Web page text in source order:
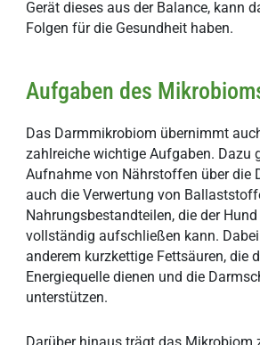
Gerät dieses aus der Balance, kann
Folgen für die Gesundheit haben.
Aufgaben des
Das Darmmikrobiom übernimmt
zahlreiche wichtige Aufgaben. Dazu
Aufnahme von Nährstoffen über die
auch die Verwertung von
Nahrungsbestandteilen, die der
vollständig aufschließen kann.
anderem kurzkettige Fettsäuren, die
Energiequelle dienen und die
unterstützen.